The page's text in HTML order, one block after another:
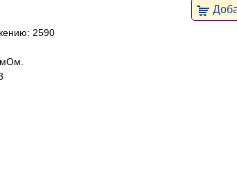
2590
мОм.